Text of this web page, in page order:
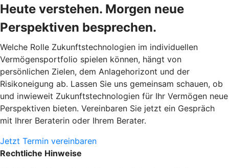
Heute verstehen. Morgen neue
Perspektiven besprechen.
Welche Rolle Zukunftstechnologien im individuellen
Vermögensportfolio spielen können, hängt von
persönlichen Zielen, dem Anlagehorizont und der
Risikoneigung ab. Lassen Sie uns gemeinsam schauen, ob
und inwieweit Zukunftstechnologien für Ihr Vermögen neue
Perspektiven bieten. Vereinbaren Sie jetzt ein Gespräch
mit Ihrer Beraterin oder Ihrem Berater.
Jetzt Termin vereinbaren
Rechtliche Hinweise